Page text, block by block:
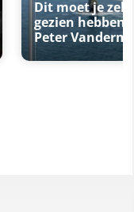
Dit moet je
gezien hebben
Peter